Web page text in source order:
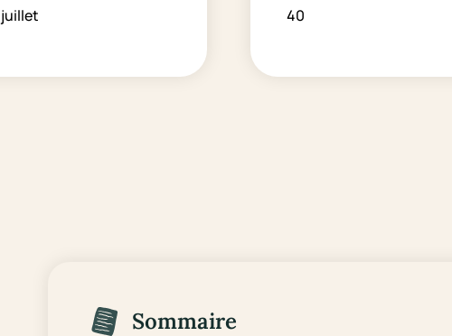
juillet 40
Sommaire